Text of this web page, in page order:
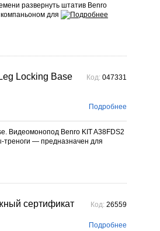
развернуть штатив Benro
для
Locking Base
Код: 047331
Подробнее
Видеомонопод Benro KIT A38FDS2
треноги — предназначен для
сертификат Код: 26559
Подробнее